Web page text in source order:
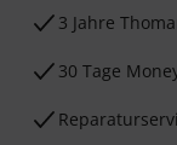
3 Jahre
30 Tage